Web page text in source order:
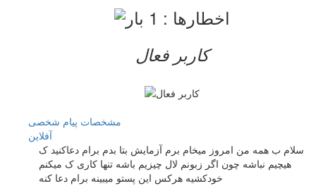
کاربر فعال
مشخصات پیام شخصی
آفلاين
سلام ب همه من امروز میخام برم آزمایش بتا بدم برام دعاکنید ک
هیچیم نباشه چون اگر زبونم لال چیزیم باشه تنها کاری ک میکنم
خودکشیه هرکس این پستو میبینه برام دعا کنه